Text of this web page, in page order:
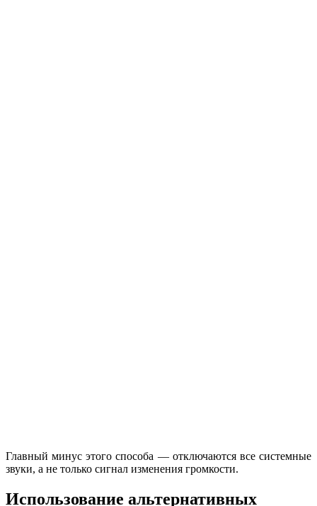
Главный минус этого способа — отключаются все системные
звуки, а не только сигнал изменения громкости.
Использование альтернативных